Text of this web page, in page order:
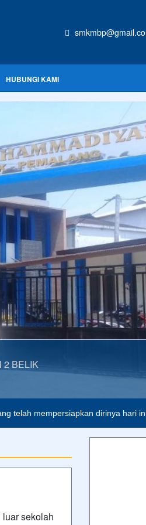
HUBUNGI KAMI
telah mempersiapkan dirinya hari
sekolah
369 kali
Masuk